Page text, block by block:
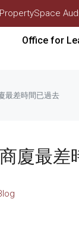
Space
Office for
最差時間已過去
廈最差